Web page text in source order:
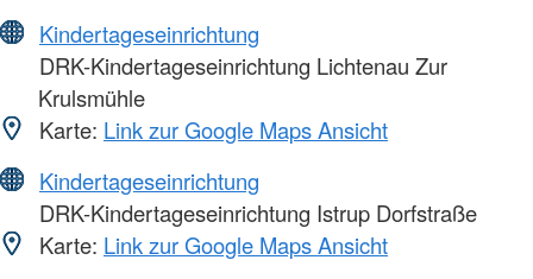
Kindertageseinrichtung
DRK-Kindertageseinrichtung Lichtenau Zur
Krulsmühle
Karte: Link zur Google Maps Ansicht
Kindertageseinrichtung
DRK-Kindertageseinrichtung Istrup Dorfstraße
Karte: Link zur Google Maps Ansicht